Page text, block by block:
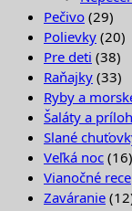
Pečivo (29)
Polievky (20)
Pre deti (38)
Raňajky (33)
Ryby a
Šaláty a
Slané
Veľká noc (16)
Vianočné
Zaváranie